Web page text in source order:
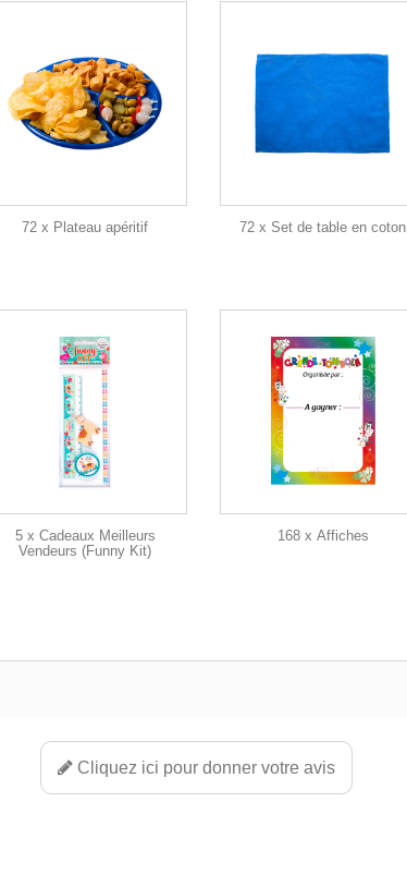
72 x Plateau apéritif 72 x Set de table en coton
5 x Cadeaux Meilleurs
Vendeurs (Funny Kit)
168 x Affiches
Cliquez ici pour donner votre avis